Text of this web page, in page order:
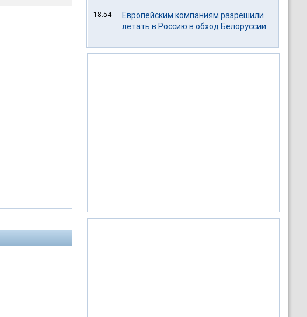
18:54
Европейским компаниям разрешили
летать в Россию в обход Белоруссии